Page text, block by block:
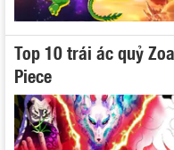
Top 10 trái ác quỷ
Piece